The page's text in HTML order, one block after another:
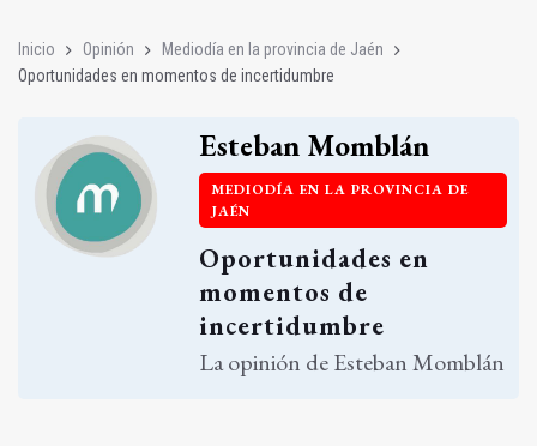
Inicio Opinión
Mediodía en la provincia de Jaén
Oportunidades en momentos de incertidumbre
Esteban Momblán
MEDIODÍA EN LA PROVINCIA DE
JAÉN
Oportunidades en
momentos de
incertidumbre
La opinión de Esteban Momblán